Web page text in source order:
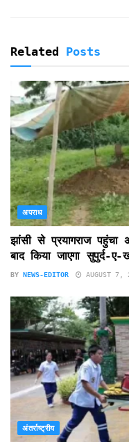
Related Posts
अपराध
झांसी से प्रयागराज
बाद किया जाएगा सुपुर्द-ए-
BY NEWS-EDITOR AUGUST 7,
अंतर्राष्ट्रीय